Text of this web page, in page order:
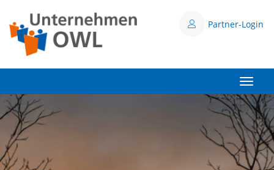
Partner-Login